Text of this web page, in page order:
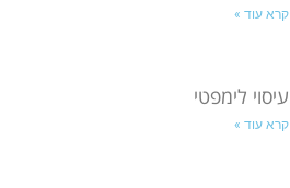
קרא עוד »
עיסוי לימפטי
קרא עוד »